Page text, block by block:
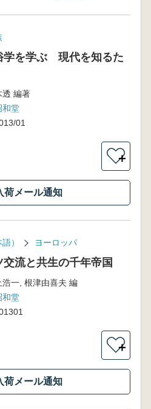
学を学ぶ 現代を知るた
透 編著
和堂
01
＋
荷メール通知
） ヨーロッパ
交流と共生の千年帝国
浩一, 根津由喜夫 編
和堂
＋
荷メール通知